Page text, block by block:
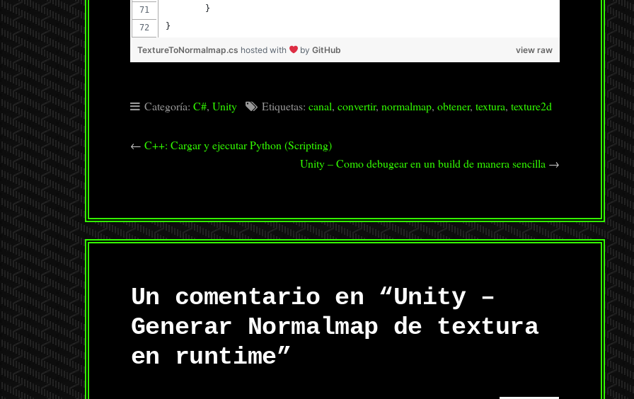
	}
}
view raw
TextureToNormalmap.cs hosted with byGitHub
Categoría: C#, Unity Etiquetas: canal, convertir, normalmap, obtener, textura, texture2d
← C++: Cargar y ejecutar Python (Scripting)
Unity – Como debugear en un build de manera sencilla →
Un comentario en “Unity –
Generar Normalmap de textura
en runtime”